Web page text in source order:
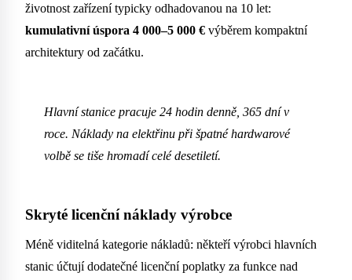
životnost zařízení typicky odhadovanou na 10 let:
kumulativní úspora 4 000–5 000 € výběrem kompaktní
architektury od začátku.
Hlavní stanice pracuje 24 hodin denně, 365 dní v
roce. Náklady na elektřinu při špatné hardwarové
volbě se tiše hromadí celé desetiletí.
Skryté licenční náklady výrobce
Méně viditelná kategorie nákladů: někteří výrobci hlavních
stanic účtují dodatečné licenční poplatky za funkce nad